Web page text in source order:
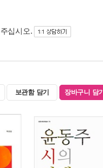
십시오.
보관함 담기 장바구니 담기